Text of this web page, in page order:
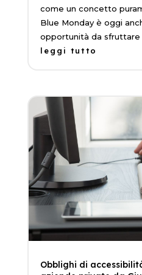
come un concetto
Blue Monday è oggi
opportunità da sfruttare
leggi tutto
Obblighi di